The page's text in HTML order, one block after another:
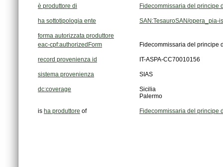
è produttore di Fidecommissaria del principe
ha sottotipologia ente SAN:TesauroSAN/opera_pia-
forma autorizzata produttore
eac-cpf:authorizedForm
Fidecommissaria del principe
record provenienza id IT-ASPA-CC70010156
sistema provenienza SIAS
dc:coverage
Sicilia
Palermo
is ha produttore of Fidecommissaria del principe